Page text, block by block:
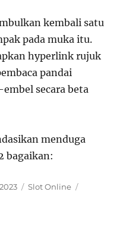
kembali satu
pada muka itu.
hyperlink rujuk
pandai
secara beta
menduga
bagaikan:
Categories
Slot Online